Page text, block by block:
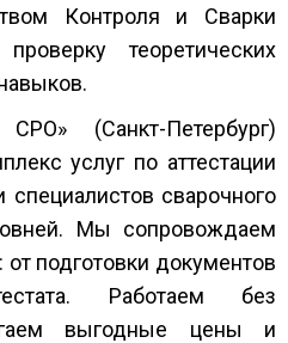
Контроля и Сварки
теоретических
(Санкт-Петербург)
услуг по аттестации
сварочного
Мы сопровождаем
от подготовки документов
Работаем без
выгодные цены и